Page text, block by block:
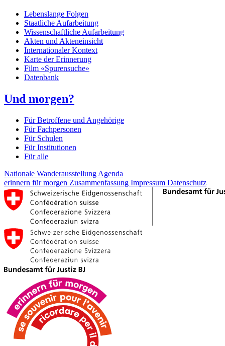
Lebenslange Folgen
Staatliche Aufarbeitung
Wissenschaftliche Aufarbeitung
Akten und Akteneinsicht
Internationaler Kontext
Karte der Erinnerung
Film «Spurensuche»
Datenbank
Und morgen?
Für Betroffene und Angehörige
Für Fachpersonen
Für Schulen
Für Institutionen
Für alle
Nationale Wanderausstellung Agenda
erinnern für morgen Zusammenfassung Impressum Datenschutz